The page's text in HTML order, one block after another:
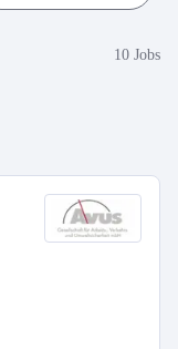
10 Jobs